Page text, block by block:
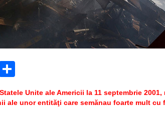
X
Unite ale Americii la 11 septembrie
ale unor entităţi care semănau foarte mult cu